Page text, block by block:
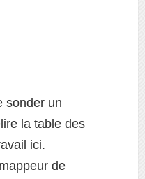
sonder un
la table des
ici.
de